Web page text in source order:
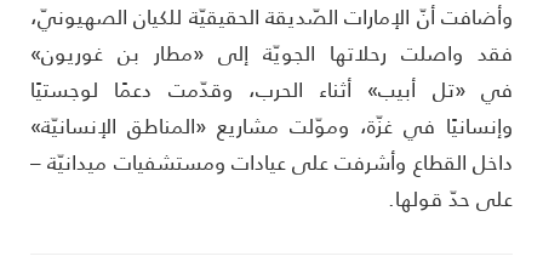
أنّ الإمارات الصّديقة الحقيقيّة للكيان الصهيونيّ،
واصلت رحلاتها الجويّة إلى «مطار بن غوريون»
«تل أبيب» أثناء الحرب، وقدّمت دعمًا لوجستيًا
في غزّة، وموّلت مشاريع «المناطق الإنسانيّة»
القطاع وأشرفت على عيادات ومستشفيات ميدانيّة –
حدّ قولها.